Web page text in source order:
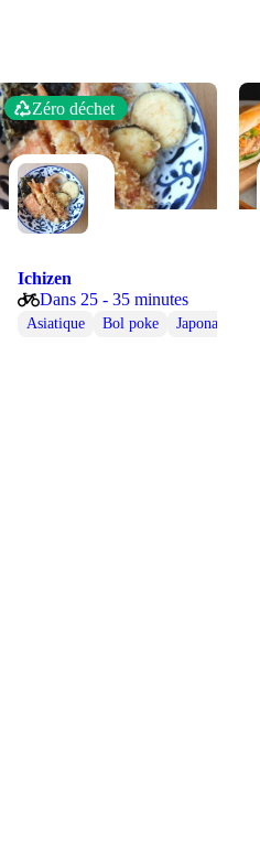
Japonaise Saine Sushi Vegan
Zéro déchet
Ichizen
Dans 25 - 35 minutes
Asiatique Bol poke Japonaise